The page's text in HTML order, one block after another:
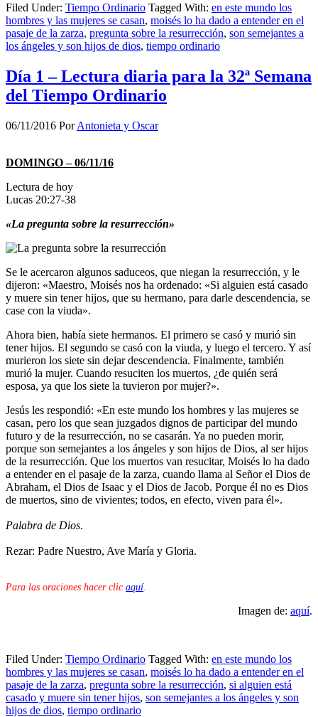
Filed Under: Tiempo Ordinario Tagged With: en este mundo los
hombres y las mujeres se casan, moisés lo ha dado a entender en el
pasaje de la zarza, pregunta sobre la resurrección, son semejantes a
los ángeles y son hijos de dios, tiempo ordinario
Día 1 – Lectura diaria para la 32ª Semana
del Tiempo Ordinario
06/11/2016 PorAntonieta y Oscar
DOMINGO – 06/11/16
Lectura de hoy
Lucas 20:27-38
«La pregunta sobre la resurrección»
Se le acercaron algunos saduceos, que niegan la resurrección, y le
dijeron: «Maestro, Moisés nos ha ordenado: «Si alguien está casado
y muere sin tener hijos, que su hermano, para darle descendencia, se
case con la viuda».
Ahora bien, había siete hermanos. El primero se casó y murió sin
tener hijos. El segundo se casó con la viuda, y luego el tercero. Y así
murieron los siete sin dejar descendencia. Finalmente, también
murió la mujer. Cuando resuciten los muertos, ¿de quién será
esposa, ya que los siete la tuvieron por mujer?».
Jesús les respondió: «En este mundo los hombres y las mujeres se
casan, pero los que sean juzgados dignos de participar del mundo
futuro y de la resurrección, no se casarán. Ya no pueden morir,
porque son semejantes a los ángeles y son hijos de Dios, al ser hijos
de la resurrección. Que los muertos van resucitar, Moisés lo ha dado
a entender en el pasaje de la zarza, cuando llama al Señor el Dios de
Abraham, el Dios de Isaac y el Dios de Jacob. Porque él no es Dios
de muertos, sino de vivientes; todos, en efecto, viven para él».
Palabra de Dios.
Rezar: Padre Nuestro, Ave María y Gloria.
Para las oraciones hacer clic aquí.
Imagen de: aquí.
Filed Under: Tiempo Ordinario Tagged With: en este mundo los
hombres y las mujeres se casan, moisés lo ha dado a entender en el
pasaje de la zarza, pregunta sobre la resurrección, si alguien está
casado y muere sin tener hijos, son semejantes a los ángeles y son
hijos de dios, tiempo ordinario